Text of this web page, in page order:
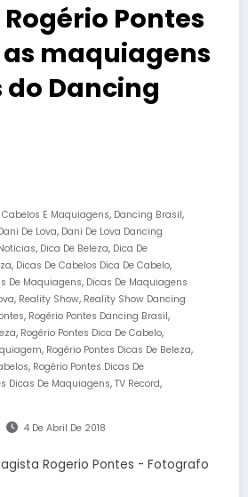
Pontes
maquiagens
do Dancing
Cabelos E Maquiagens, Dancing Brasil,
De Lova, Dani De Lova Dancing
, Dica De Beleza, Dica De
, Dicas De Cabelos Dica De Cabelo,
De Maquiagens, Dicas De Maquiagens
, Reality Show, Reality Show Dancing
, Rogério Pontes Dancing Brasil,
, Rogério Pontes Dica De Cabelo,
, Rogério Pontes Dicas De Beleza,
, Rogério Pontes Dicas De
Dicas De Maquiagens, TV Record,
4 De Abril De 2018